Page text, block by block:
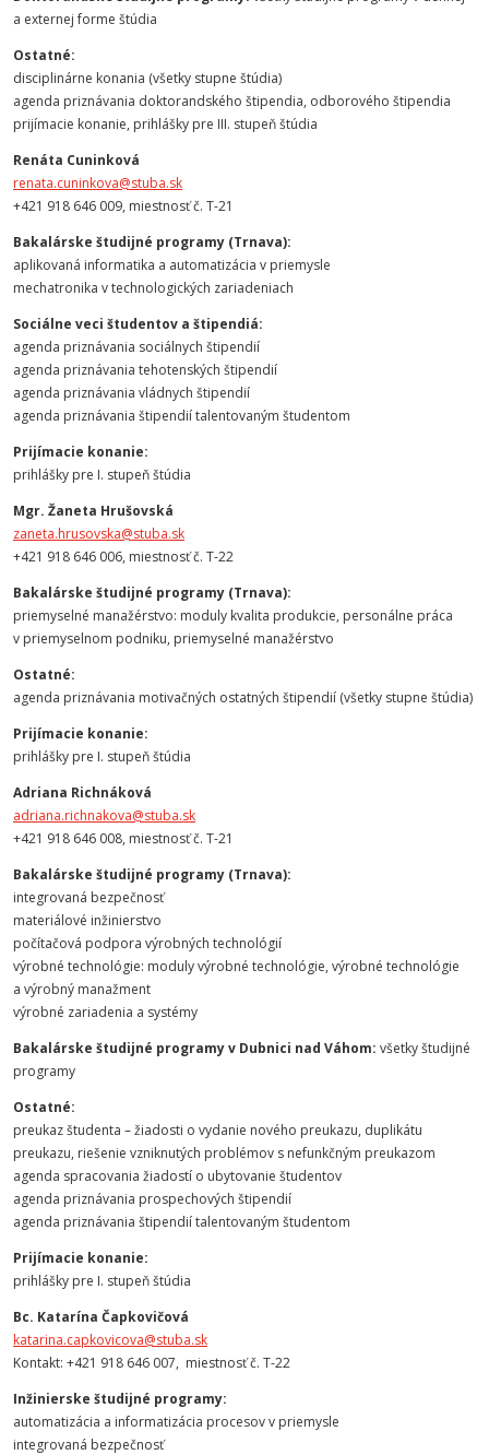
a externej forme štúdia
Ostatné:
disciplinárne konania (všetky stupne štúdia)
agenda priznávania doktorandského štipendia, odborového štipendia
prijímacie konanie, prihlášky pre III. stupeň štúdia
Renáta Cuninková
renata.cuninkova@stuba.sk
+421 918 646 009, miestnosť č. T-21
Bakalárske študijné programy (Trnava):
aplikovaná informatika a automatizácia v priemysle
mechatronika v technologických zariadeniach
Sociálne veci študentov a štipendiá:
agenda priznávania sociálnych štipendií
agenda priznávania tehotenských štipendií
agenda priznávania vládnych štipendií
agenda priznávania štipendií talentovaným študentom
Prijímacie konanie:
prihlášky pre I. stupeň štúdia
Mgr. Žaneta Hrušovská
zaneta.hrusovska@stuba.sk
+421 918 646 006, miestnosť č. T-22
Bakalárske študijné programy (Trnava):
priemyselné manažérstvo: moduly kvalita produkcie, personálne práca
v priemyselnom podniku, priemyselné manažérstvo
Ostatné:
agenda priznávania motivačných ostatných štipendií (všetky stupne štúdia)
Prijímacie konanie:
prihlášky pre I. stupeň štúdia
Adriana Richnáková
adriana.richnakova@stuba.sk
+421 918 646 008, miestnosť č. T-21
Bakalárske študijné programy (Trnava):
integrovaná bezpečnosť
materiálové inžinierstvo
počítačová podpora výrobných technológií
výrobné technológie: moduly výrobné technológie, výrobné technológie
a výrobný manažment
výrobné zariadenia a systémy
Bakalárske študijné programy v Dubnici nad Váhom: všetky študijné
programy
Ostatné:
preukaz študenta – žiadosti o vydanie nového preukazu, duplikátu
preukazu, riešenie vzniknutých problémov s nefunkčným preukazom
agenda spracovania žiadostí o ubytovanie študentov
agenda priznávania prospechových štipendií
agenda priznávania štipendií talentovaným študentom
Prijímacie konanie:
prihlášky pre I. stupeň štúdia
Bc. Katarína Čapkovičová
katarina.capkovicova@stuba.sk
Kontakt: +421 918 646 007, miestnosť č. T-22
Inžinierske študijné programy:
automatizácia a informatizácia procesov v priemysle
integrovaná bezpečnosť